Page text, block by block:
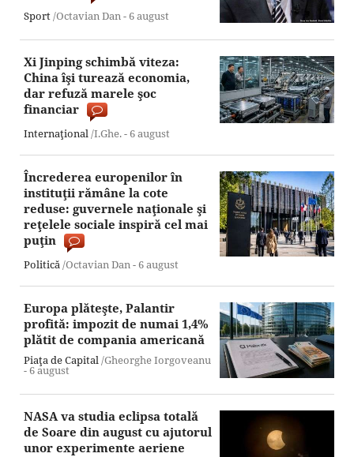
Sport /Octavian Dan -6 august
Xi Jinping schimbă viteza:
China îşi turează economia,
dar refuză marele şoc
financiar
Internaţional /I.Ghe. -6 august
Încrederea europenilor în
instituţii rămâne la cote
reduse: guvernele naţionale şi
reţelele sociale inspiră cel mai
puţin
Politică /Octavian Dan -6 august
Europa plăteşte, Palantir
profită: impozit de numai 1,4%
plătit de compania americană
Piaţa de Capital /Gheorghe Iorgoveanu
-6 august
NASA va studia eclipsa totală
de Soare din august cu ajutorul
unor experimente aeriene